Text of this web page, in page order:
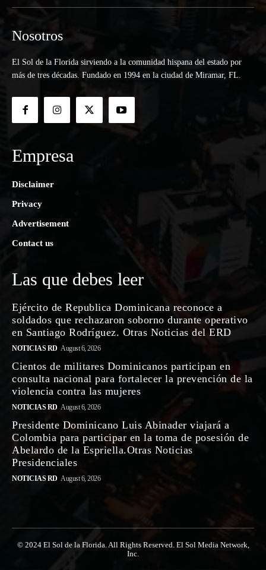
Nosotros
El Sol de la Florida sirviendo a la comunidad hispana del estado por
más de tres décadas. Fundado en 1994 en la ciudad de Miramar, FL.
Empresa
Disclaimer
Privacy
Advertisement
Contact us
Las que debes leer
Ejército de Republica Dominicana reconoce a
soldados que rechazaron soborno durante operativo
en Santiago Rodríguez. Otras Noticias del ERD
NOTICIAS RD August 6, 2026
Cientos de militares Dominicanos participan en
consulta nacional para fortalecer la prevención de la
violencia contra las mujeres
NOTICIAS RD August 6, 2026
Presidente Dominicano Luis Abinader viajará a
Colombia para participar en la toma de posesión de
Abelardo de la Espriella.Otras Noticias
Presidenciales
NOTICIAS RD August 6, 2026
© 2024 El Sol de la Florida. All Rights Reserved. El Sol Media Network,
Inc.